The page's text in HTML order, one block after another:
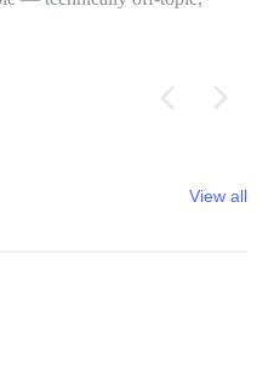
View all